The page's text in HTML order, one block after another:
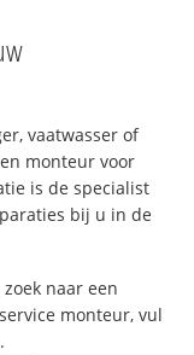
vaatwasser of
monteur voor
is de specialist
bij u in de
naar een
monteur, vul